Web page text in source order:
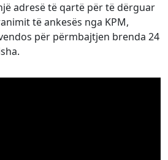
adresë të qartë për të dërguar
të ankesës nga KPM,
për përmbajtjen brenda 24